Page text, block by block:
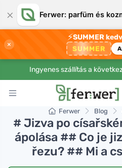
× Ferwer: parfüm és
×
⚡SUMMER
SUMMER
Ingyenes szállítás a
Ferwer Blog
# Jizva po
ápolása ## Co je
řezu? ## Mi a